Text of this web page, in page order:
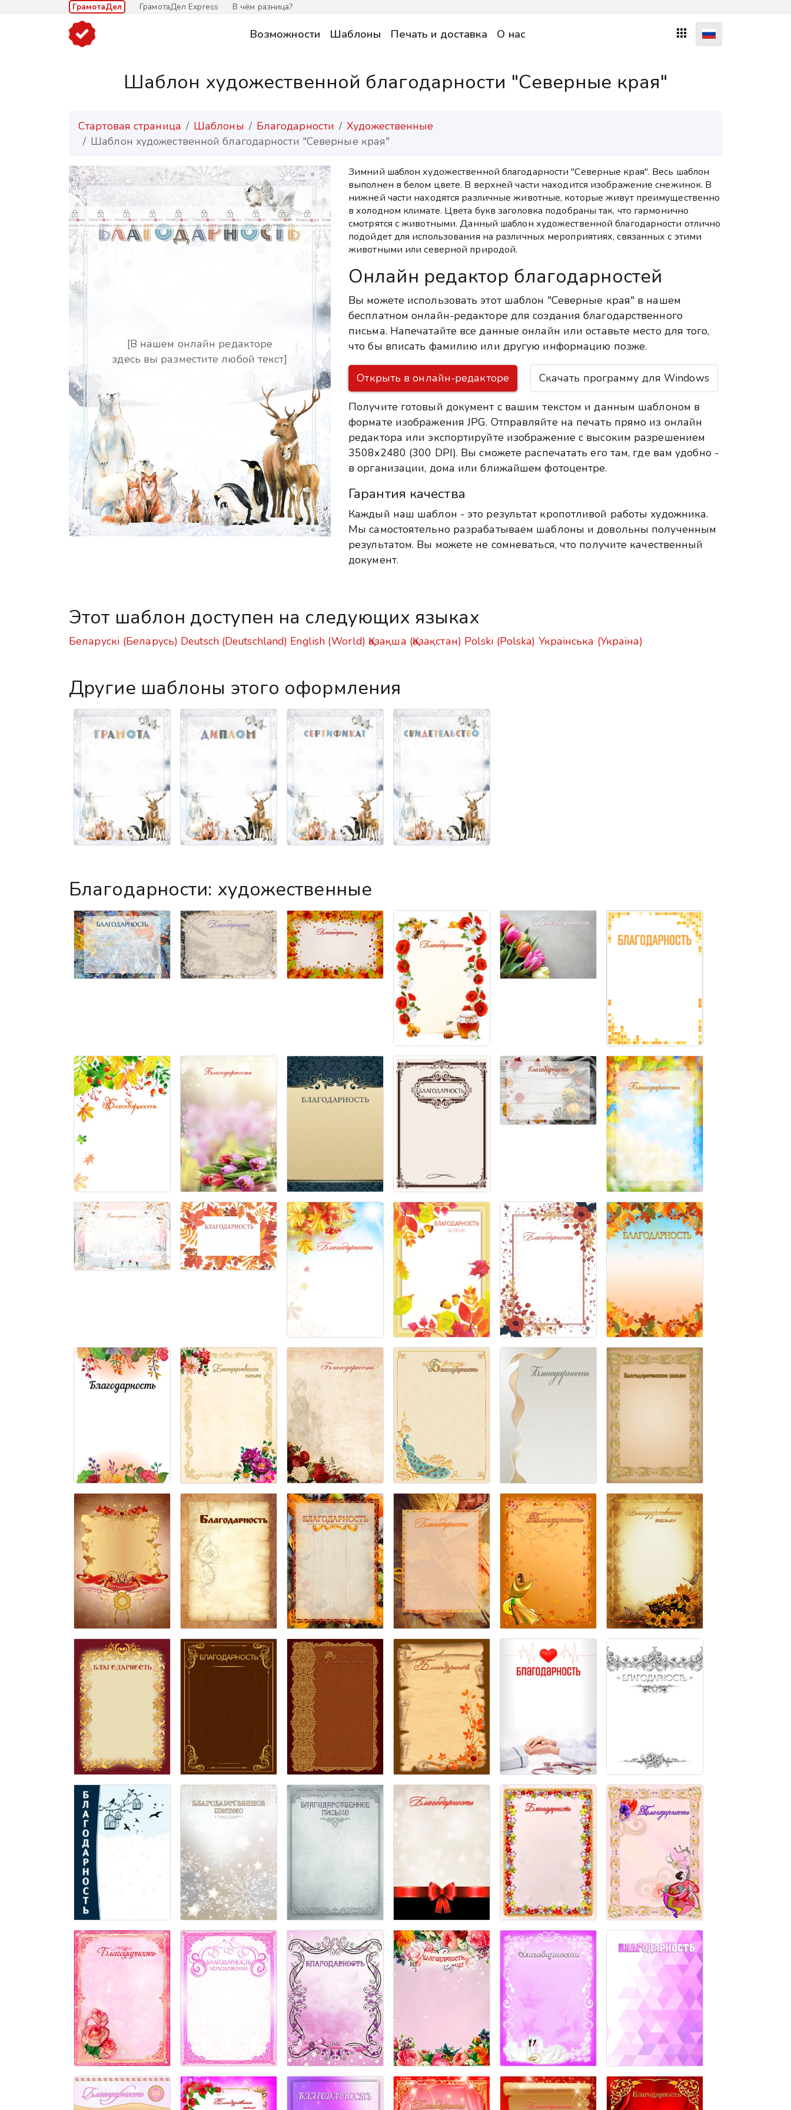
ГрамотаДел ГрамотаДел Express В чём разница?
Возможности Шаблоны Печать и доставка О нас 
Шаблон художественной благодарности "Северные края"
Стартовая страница Шаблоны Благодарности
Художественные
Шаблон художественной благодарности "Северные края"
[В нашем онлайн редакторе
здесь вы разместите любой текст]
Зимний шаблон художественной благодарности "Северные края". Весь шаблон
выполнен в белом цвете. В верхней части находится изображение снежинок. В
нижней части находятся различные животные, которые живут преимущественно
в холодном климате. Цвета букв заголовка подобраны так, что гармонично
смотрятся с животными. Данный шаблон художественной благодарности отлично
подойдет для использования на различных мероприятиях, связанных с этими
животными или северной природой.
Онлайн редактор благодарностей
Вы можете использовать этот шаблон "Северные края" в нашем
бесплатном онлайн-редакторе для создания благодарственного
письма. Напечатайте все данные онлайн или оставьте место для того,
что бы вписать фамилию или другую информацию позже.
Открыть в онлайн-редакторе Скачать программу для Windows
Получите готовый документ с вашим текстом и данным шаблоном в
формате изображения JPG. Отправляйте на печать прямо из онлайн
редактора или экспортируйте изображение с высоким разрешением
3508x2480 (300 DPI). Вы сможете распечатать его там, где вам удобно -
в организации, дома или ближайшем фотоцентре.
Гарантия качества
Каждый наш шаблон - это результат кропотливой работы художника.
Мы самостоятельно разрабатываем шаблоны и довольны полученным
результатом. Вы можете не сомневаться, что получите качественный
документ.
Этот шаблон доступен на следующих языках
Беларускі (Беларусь) Deutsch (Deutschland) English (World) Қазақша (Қазақстан) Polski (Polska) Українська (Україна)
Другие шаблоны этого оформления
Благодарности: художественные